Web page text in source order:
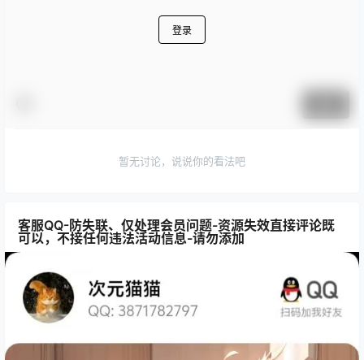
登录
暂无讨论，说说你的看法吧
客服QQ-防失联、仅处理会员问题-资源失效直接评论既
可以，不接任何违法活动信息-请勿添加